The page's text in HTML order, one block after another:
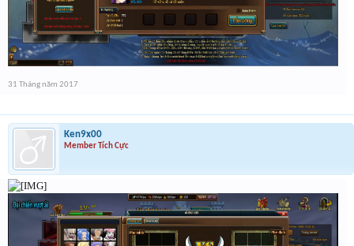
31 Tháng năm 2017
Ken9x00
Member Tích Cực